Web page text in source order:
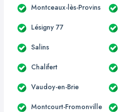
Montceaux-lès-Provins
Lésigny 77
Salins
Chalifert
Vaudoy-en-Brie
Montcourt-Fromonville